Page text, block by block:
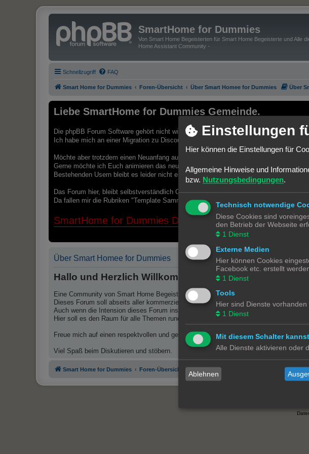
SmartHome for Dummies
Von Smart Home Begeisterten für Smart Home Begeisterte und Alle
Home Assistant Community -
Schnellzugriff FAQ
Smart Home for Dummies Foren-Übersicht Über Smart Homee for Dummies Über
Liebe SmartHome for Dummies Gemeinde.
Die phpBB Forum Software gehört nicht wirklich zu den modernsten seiner Art.
Ich habe mich an einer Migration zu Discourse versucht und bin leider kläglich
Möchte aber trotzdem einen Neuanfang auf einer modernen Plattform starten.
Gerne möchte ich Euch animieren das neue Discourse Forum zu benutzen.
Bestehenden Usern bleibt es leider nicht erspart, sich auf der neuen Platform neu
Das Forum hier, bleibt selbstverständlich Online. Ich würde versuchen einiges
Da fallen mir die Rubriken "Template Sammlungen" oder "Best Practice
SmartHome for Dummies Discourse Platform.
Über Smart Homee for Dummies
Hallo und Herzlich Willkommen auf Smart Home for
Eine Community von Smart Home Begeisterten für Smart Home Begeisterte und Alle
Dieses Forum soll abseits aller kommerziellen Lösungen Smart Home User
Auch wenn die Intension dieses Forum ins leben zu rufen war, eine
Hier soll es den Raum für alle Themen rund um das Thema Smart Home geben.
Freue mich auf einen respektvollen und gepflegten Austausch mit gleichgesinnten.
Viel Spaß beim Diskutieren und stöbern.
Smart Home for Dummies Foren-Übersicht Kontakt
Einstellungen
Hier können die Einstellungen für
Allgemeine Hinweise und
bzw. Nutzungsbedingungen.
Technisch notwendige
Diese Cookies sind
den Betrieb der Webseite
1 Dienst
Externe Medien
Hier können Cookies
Facebook etc. erstellt
1 Dienst
Tools
Hier sind Dienste
1 Dienst
Mit diesem Schalter
Alle Dienste aktivieren oder
Ablehnen